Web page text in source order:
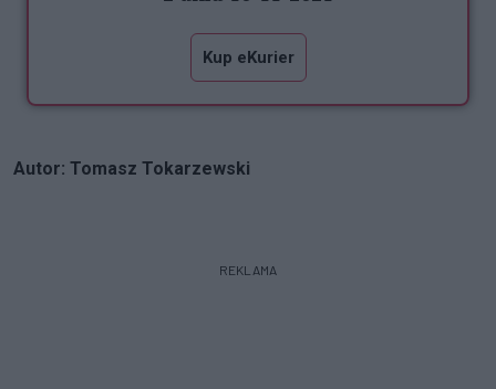
Kup eKurier
Autor: Tomasz Tokarzewski
REKLAMA